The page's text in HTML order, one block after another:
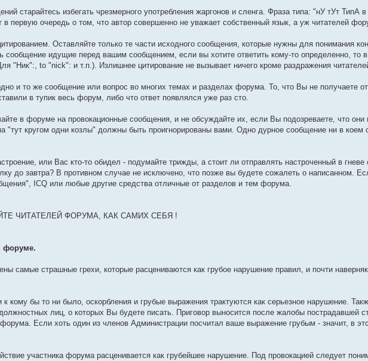
старайтесь избегать чрезмерного употребления жаргонов и сленга. Фраза типа: "нУ тУт ТипА
в первую очередь о том, что автор совершенно не уважает собственный язык, а уж читателей
Оставляйте только те части исходного сообщения, которые нужны для понимания
сообщение идущие перед вашим сообщением, если вы хотите ответить кому-то определенно, то
"Ник":, to "niсk": и т.п.). Излишнее цитирование не вызывает ничего кроме раздражения
и то же сообщение или вопрос во многих темах и разделах форума. То, что Вы не получаете
в тупик весь форум, либо что ответ появлялся уже раз сто.
в форуме на провокационные сообщения, и не обсуждайте их, если Вы подозреваете, что они
"тут кругом одни козлы" должны быть проигнорированы вами. Одно дурное сообщение ни в коем
или Вас кто-то обидел - подумайте трижды, а стоит ли отправлять настроченный в
до завтра? В противном случае не исключено, что позже вы будете сожалеть о написанном.
IСQ или любые другие средства отличные от разделов и тем форума.
ЧИТАТЕЛЕЙ ФОРУМА, КАК САМИХ СЕБЯ !
форуме.
самые страшные грехи, которые расцениваются как грубое нарушение правил, и почти
кому бы то ни было, оскорбления и грубые выражения трактуются как серьезное нарушение.
лиц, о которых Вы будете писать. Приговор выносится после жалобы пострадавшей
Если хоть один из членов Администрации посчитал ваше выражение грубым - значит, в
участника форума расценивается как грубейшее нарушение. Под провокацией следует